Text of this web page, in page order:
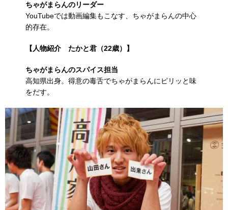
ちゃがまらんのリーダー
YouTubeでは動画編集もこなす、ちゃがまらんの中心
的存在。
【人物紹介 たかと君（22歳）】
ちゃがまらんのスパイス担当
高知県出身。得意の毒舌でちゃがまらんにピリッと味
をだす。